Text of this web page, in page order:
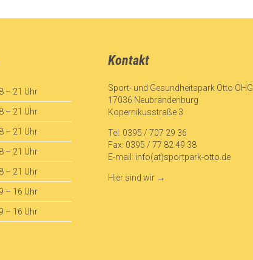
8 – 21 Uhr
8 – 21 Uhr
8 – 21 Uhr
8 – 21 Uhr
8 – 21 Uhr
9 – 16 Uhr
9 – 16 Uhr
Kontakt
Sport- und Gesundheitspark Otto OHG
17036 Neubrandenburg
Kopernikusstraße 3
Tel: 0395 / 707 29 36
Fax: 0395 / 77 82 49 38
E-mail: info(at)sportpark-otto.de
Hier sind wir →